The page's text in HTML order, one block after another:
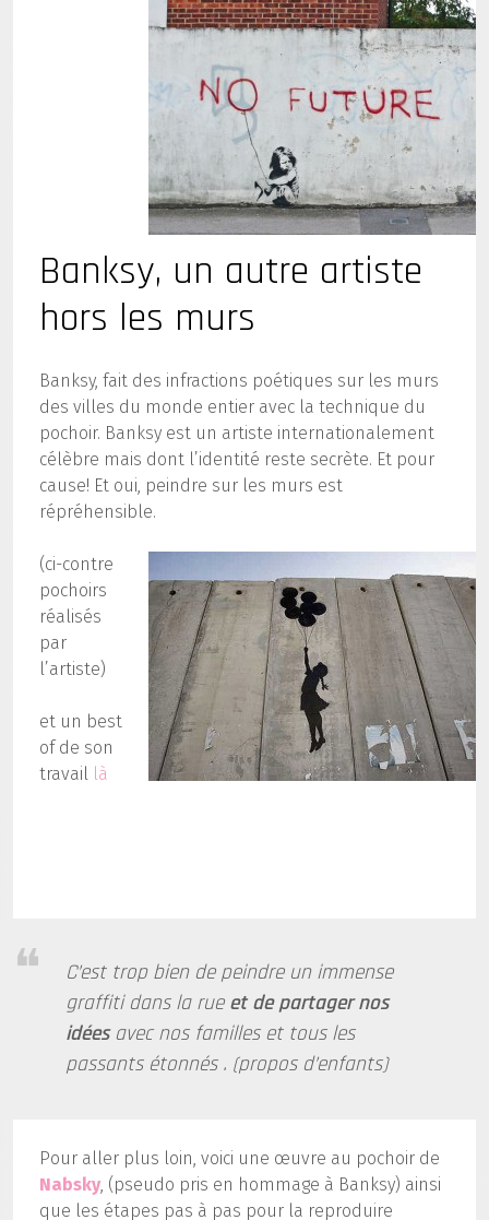
Banksy, un autre artiste
hors les murs
Banksy, fait des infractions poétiques sur les murs
des villes du monde entier avec la technique du
pochoir. Banksy est un artiste internationalement
célèbre mais dont l’identité reste secrète. Et pour
cause! Et oui, peindre sur les murs est
répréhensible.
(ci-contre
pochoirs
réalisés
par
l’artiste)
et un best
of de son
travail là
C’est trop bien de peindre un immense
graffiti dans la rue et de partager nos
idéesavec nos familles et tous les
passants étonnés . (propos d’enfants)
Pour aller plus loin, voici une œuvre au pochoir de
Nabsky, (pseudo pris en hommage à Banksy) ainsi
que les étapes pas à pas pour la reproduire